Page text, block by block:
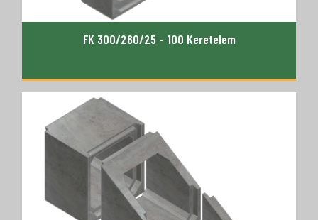
FK 300/260/25 - 100 Keretelem